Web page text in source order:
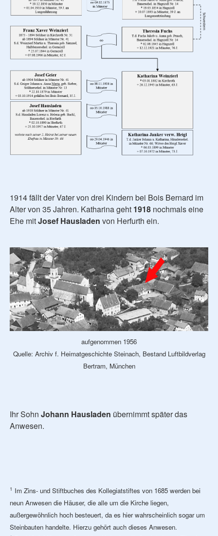
1914 fällt der Vater von drei Kindern bei Bois Bernard im
Alter von 35 Jahren. Katharina geht 1918 nochmals eine
Ehe mitJosef Hausladen von Herfurth ein.
aufgenommen 1956
Quelle: Archiv f. Heimatgeschichte Steinach, Bestand Luftbildverlag
Bertram, München
Ihr Sohn Johann Hausladen übernimmt später das
Anwesen.
1 Im Zins- und Stiftbuches des Kollegiatstiftes von 1685 werden bei
neun Anwesen die Häuser, die alle um die Kirche liegen,
außergewöhnlich hoch besteuert, da es hier wahrscheinlich sogar um
Steinbauten handelte. Hierzu gehört auch dieses Anwesen.